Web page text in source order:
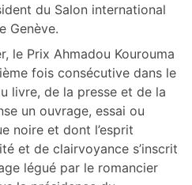
du Salon international
Genève.
le Prix Ahmadou Kourouma
fois consécutive dans le
livre, de la presse et de la
un ouvrage, essai ou
noire et dont l’esprit
et de clairvoyance s’inscrit
légué par le romancier